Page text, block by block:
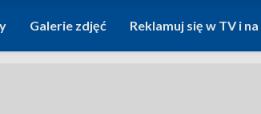
Galerie zdjęć Reklamuj się w TV i